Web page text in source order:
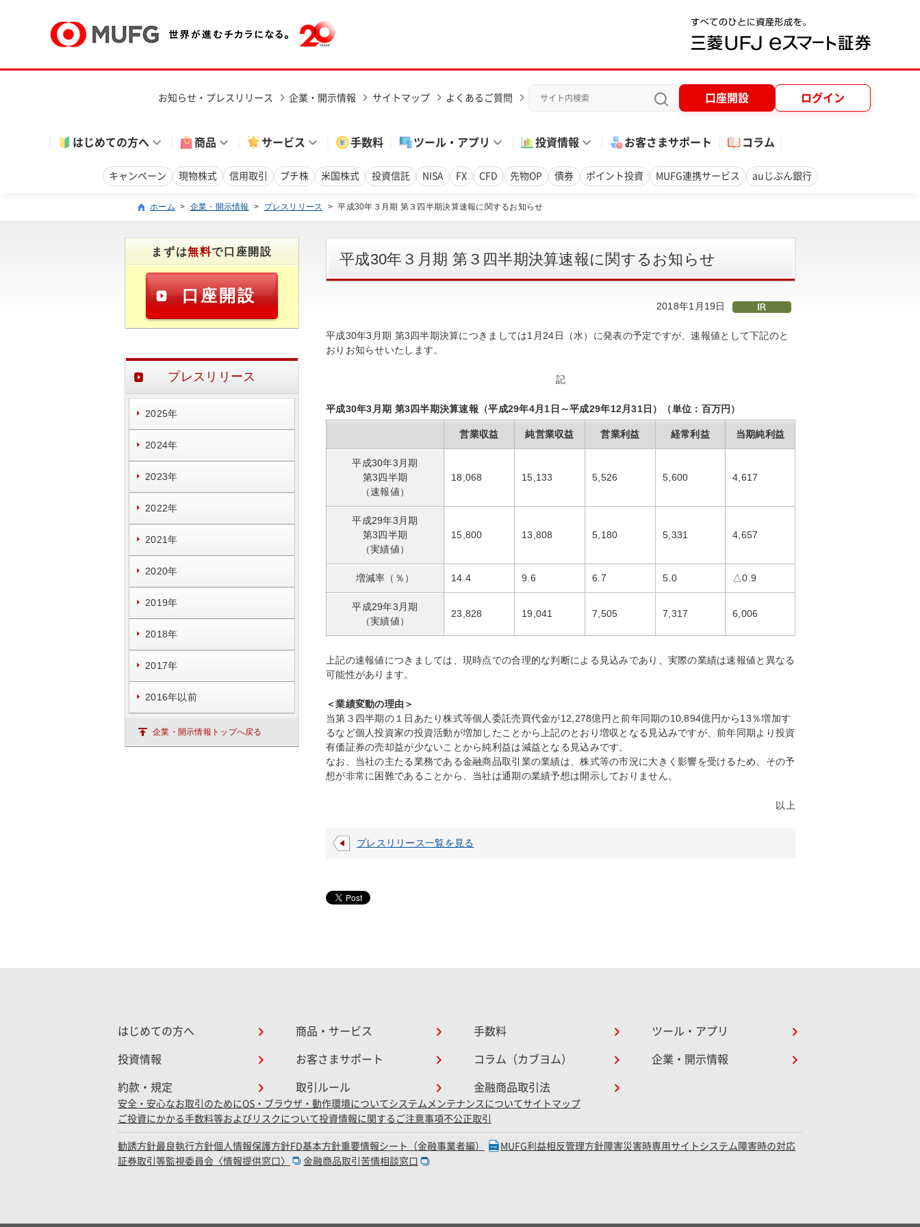
お知らせ・プレスリリース 企業・開示情報 サイトマップ よくあるご質問 口座開設 ログイン
はじめての方へ 商品 サービス 手数料 ツール・アプリ 投資情報 お客さまサポート コラム
キャンペーン 現物株式 信用取引 プチ株 米国株式 投資信託 NISA FX CFD 先物OP 債券 ポイント投資 MUFG連携サービス auじぶん銀行
ホーム > 企業・開示情報 > プレスリリース > 平成30年３月期 第３四半期決算速報に関するお知らせ
平成30年３月期 第３四半期決算速報に関するお知らせ
2018年1月19日
平成30年3月期 第3四半期決算につきましては1月24日（水）に発表の予定ですが、速報値として下記のと
おりお知らせいたします。
記
平成30年3月期 第3四半期決算速報（平成29年4月1日～平成29年12月31日） （単位：百万円）
営業収益 純営業収益 営業利益 経常利益 当期純利益
平成30年3月期
第3四半期
（速報値）
18,068 15,133 5,526 5,600 4,617
平成29年3月期
第3四半期
（実績値）
15,800 13,808 5,180 5,331 4,657
増減率（％） 14.4 9.6 6.7 5.0 △0.9
平成29年3月期
（実績値）
23,828 19,041 7,505 7,317 6,006
上記の速報値につきましては、現時点での合理的な判断による見込みであり、実際の業績は速報値と異なる
可能性があります。
＜業績変動の理由＞
当第３四半期の１日あたり株式等個人委託売買代金が12,278億円と前年同期の10,894億円から13％増加す
るなど個人投資家の投資活動が増加したことから上記のとおり増収となる見込みですが、前年同期より投資
有価証券の売却益が少ないことから純利益は減益となる見込みです。
なお、当社の主たる業務である金融商品取引業の業績は、株式等の市況に大きく影響を受けるため、その予
想が非常に困難であることから、当社は通期の業績予想は開示しておりません。
以上
プレスリリース一覧を見る
まずは無料で口座開設
口座開設
プレスリリース
2025年
2024年
2023年
2022年
2021年
2020年
2019年
2018年
2017年
2016年以前
企業・開示情報トップへ戻る
はじめての方へ 商品・サービス 手数料 ツール・アプリ
投資情報 お客さまサポート コラム（カブヨム） 企業・開示情報
約款・規定 取引ルール 金融商品取引法
安全・安心なお取引のためにOS・ブラウザ・動作環境についてシステムメンテナンスについてサイトマップ
ご投資にかかる手数料等およびリスクについて投資情報に関するご注意事項不公正取引
勧誘方針最良執行方針個人情報保護方針FD基本方針重要情報シート（金融事業者編） MUFG利益相反管理方針障害災害時専用サイト システム障害時の対応
証券取引等監視委員会〈情報提供窓口〉
金融商品取引苦情相談窓口